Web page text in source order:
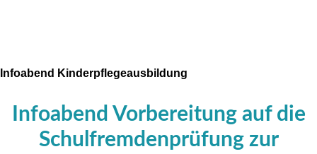
Infoabend Kinderpflegeausbildung
Infoabend Vorbereitung auf die
Schulfremdenprüfung zur